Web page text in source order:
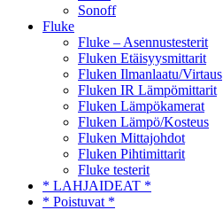
Sonoff
Fluke
Fluke – Asennustesterit
Fluken Etäisyysmittarit
Fluken Ilmanlaatu/Virtaus
Fluken IR Lämpömittarit
Fluken Lämpökamerat
Fluken Lämpö/Kosteus
Fluken Mittajohdot
Fluken Pihtimittarit
Fluke testerit
* LAHJAIDEAT *
* Poistuvat *